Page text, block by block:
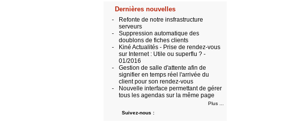
Dernières nouvelles
-
Refonte de notre insfrastructure
serveurs
-
Suppression automatique des
doublons de fiches clients
-
Kiné Actualités - Prise de rendez-vous
sur Internet : Utile ou superflu ? -
01/2016
-
Gestion de salle d'attente afin de
signifier en temps réel l'arrivée du
client pour son rendez-vous
-
Nouvelle interface permettant de gérer
tous les agendas sur la même page
Plus ...
Suivez-nous :